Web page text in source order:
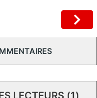
LECTEURS (1)